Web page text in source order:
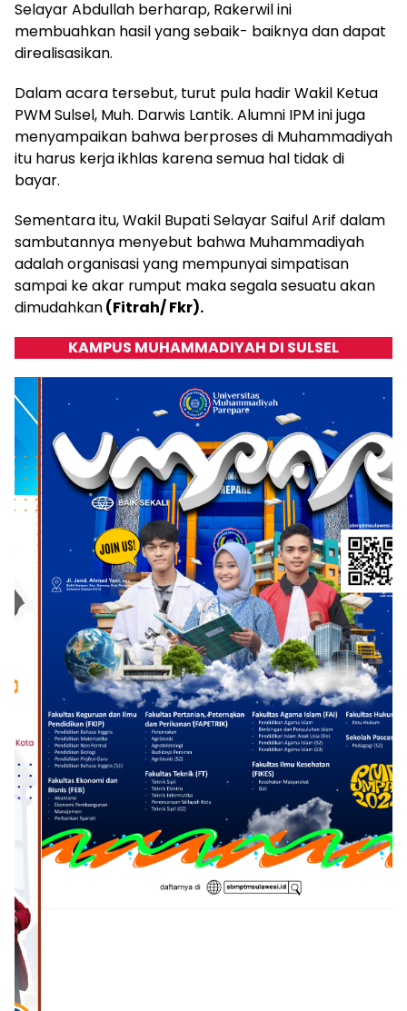
Selayar Abdullah berharap, Rakerwil ini
membuahkan hasil yang sebaik- baiknya dan dapat
direalisasikan.
Dalam acara tersebut, turut pula hadir Wakil Ketua
PWM Sulsel, Muh. Darwis Lantik. Alumni IPM ini juga
menyampaikan bahwa berproses di Muhammadiyah
itu harus kerja ikhlas karena semua hal tidak di
bayar.
Sementara itu, Wakil Bupati Selayar Saiful Arif dalam
sambutannya menyebut bahwa Muhammadiyah
adalah organisasi yang mempunyai simpatisan
sampai ke akar rumput maka segala sesuatu akan
dimudahkan(Fitrah/ Fkr).
KAMPUS MUHAMMADIYAH DI SULSEL